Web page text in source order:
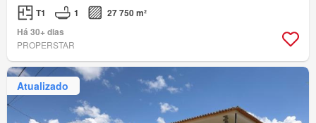
T1 1
27 750 m²
Há 30+ dias
PROPERSTAR
Atualizado